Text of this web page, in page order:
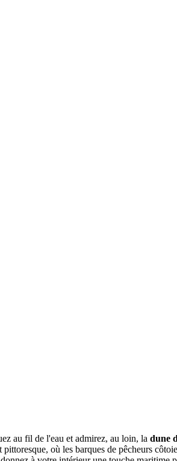
au fil de l'eau et admirez, au loin, la dune
où les barques de pêcheurs